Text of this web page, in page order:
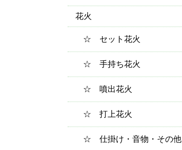
花火
☆ セット花火
☆ 手持ち花火
☆ 噴出花火
☆ 打上花火
☆ 仕掛け・音物・その他